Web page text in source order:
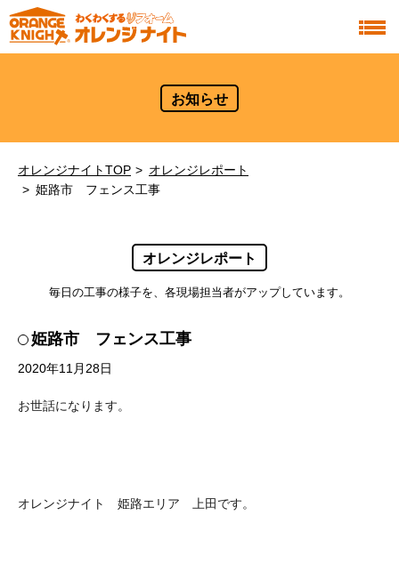
お知らせ
オレンジナイトTOP
オレンジレポート
姫路市 フェンス工事
オレンジレポート
毎日の工事の様子を、各現場担当者がアップしています。
姫路市 フェンス工事
2020年11月28日
お世話になります。
オレンジナイト 姫路エリア 上田です。